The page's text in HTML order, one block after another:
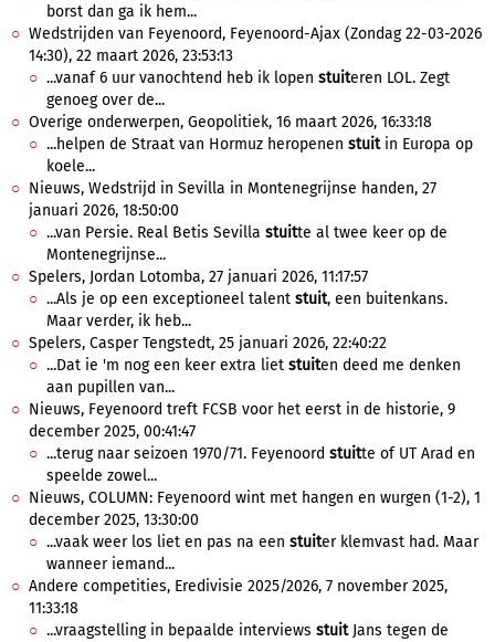
borst dan ga ik hem...
Wedstrijden van Feyenoord, Feyenoord-Ajax (Zondag 22-03-2026
14:30), 22 maart 2026, 23:53:13
...vanaf 6 uur vanochtend heb ik lopen stuiteren LOL. Zegt
genoeg over de...
Overige onderwerpen, Geopolitiek, 16 maart 2026, 16:33:18
...helpen de Straat van Hormuz heropenen stuitin Europa op
koele...
Nieuws, Wedstrijd in Sevilla in Montenegrijnse handen, 27
januari 2026, 18:50:00
...van Persie. Real Betis Sevilla stuitte al twee keer op de
Montenegrijnse...
Spelers, Jordan Lotomba, 27 januari 2026, 11:17:57
...Als je op een exceptioneel talent stuit, een buitenkans.
Maar verder, ik heb...
Spelers, Casper Tengstedt, 25 januari 2026, 22:40:22
...Dat ie 'm nog een keer extra liet stuiten deed me denken
aan pupillen van...
Nieuws, Feyenoord treft FCSB voor het eerst in de historie, 9
december 2025, 00:41:47
...terug naar seizoen 1970/71. Feyenoord stuitte of UT Arad en
speelde zowel...
Nieuws, COLUMN: Feyenoord wint met hangen en wurgen (1-2), 1
december 2025, 13:30:00
...vaak weer los liet en pas na een stuiter klemvast had. Maar
wanneer iemand...
Andere competities, Eredivisie 2025/2026, 7 november 2025,
11:33:18
...vraagstelling in bepaalde interviews stuitJans tegen de